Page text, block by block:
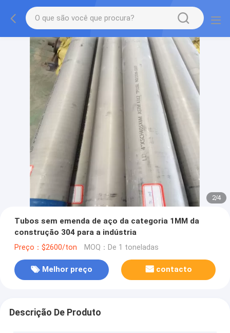
2/4
Tubos sem emenda de aço da categoria 1MM da
construção 304 para a indústria
Preço：$2600/ton MOQ：De 1 toneladas
Melhor preço contacto
Descrição De Produto